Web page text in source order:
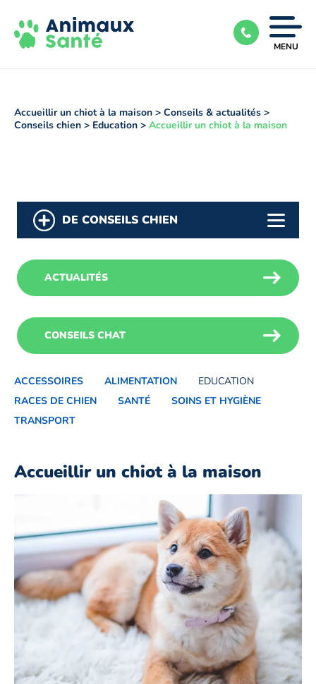
Ouvrir
MENU
Accueillir un chiot à la maison > Conseils & actualités >
Conseils chien > Education > Accueillir un chiot à la maison
DE CONSEILS CHIEN
ACTUALITÉS
CONSEILS CHAT
ACCESSOIRES ALIMENTATION
EDUCATION
RACES DE CHIEN
SANTÉ
SOINS ET HYGIÈNE
TRANSPORT
Accueillir un chiot à la maison